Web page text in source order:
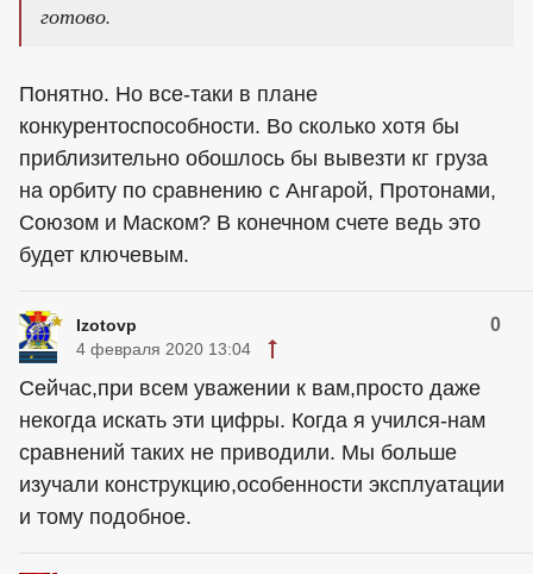
готово.
Понятно. Но все-таки в плане
конкурентоспособности. Во сколько хотя бы
приблизительно обошлось бы вывезти кг груза
на орбиту по сравнению с Ангарой, Протонами,
Союзом и Маском? В конечном счете ведь это
будет ключевым.
Izotovp 0
4 февраля 2020 13:04
Сейчас,при всем уважении к вам,просто даже
некогда искать эти цифры. Когда я учился-нам
сравнений таких не приводили. Мы больше
изучали конструкцию,особенности эксплуатации
и тому подобное.